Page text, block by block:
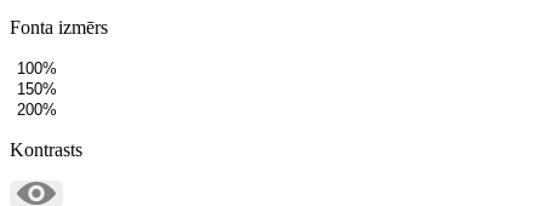
Fonta izmērs
100%
150%
200%
Kontrasts